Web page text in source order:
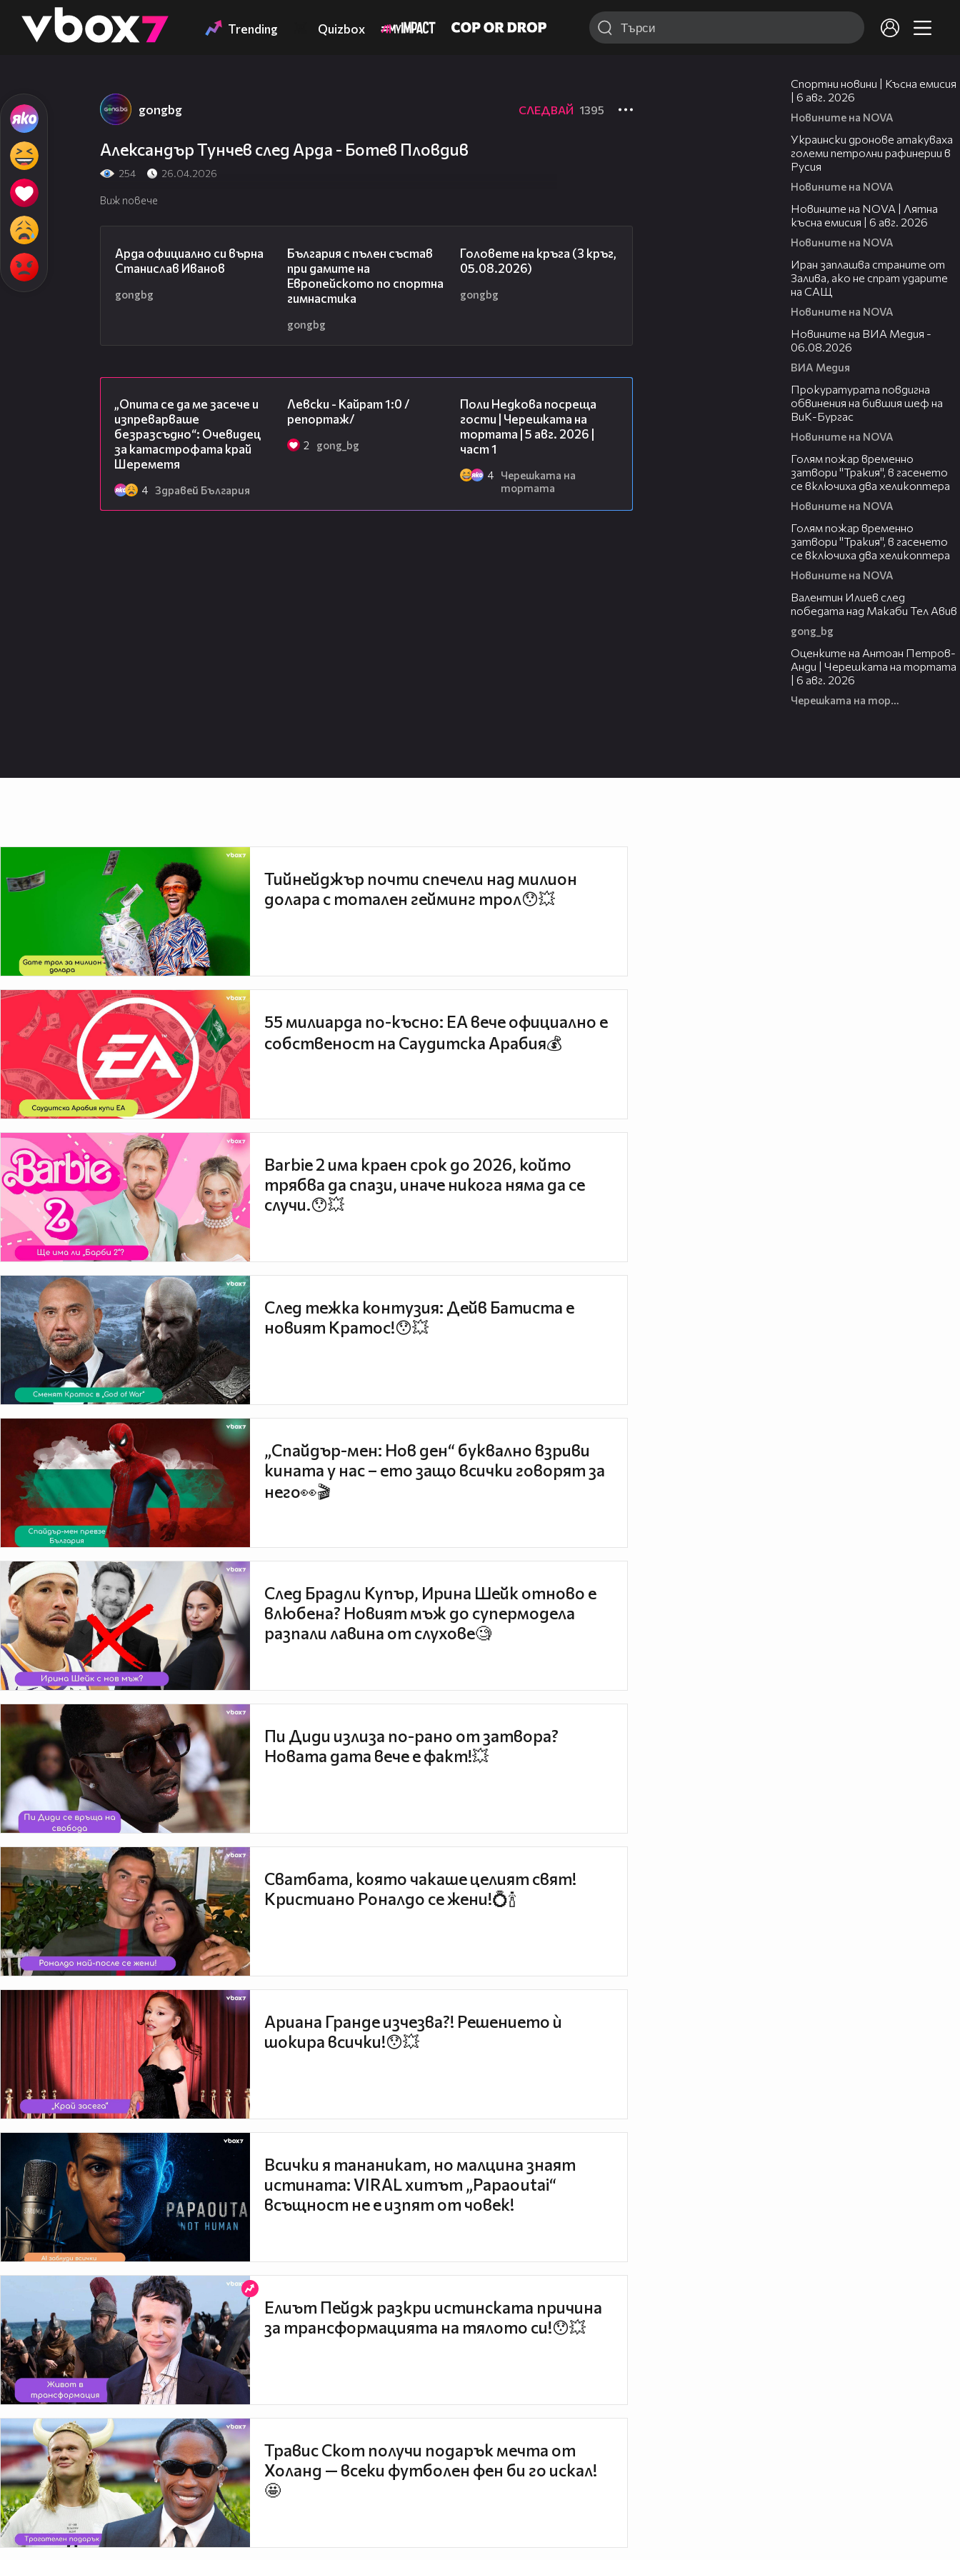
👾 Trending Quizbox
gongbg СЛЕДВАЙ 1395
Александър Тунчев след Арда - Ботев Пловдив
254 26.04.2026
Виж повече
Арда официално си върна
Станислав Иванов
gongbg
България с пълен състав
при дамите на
Европейското по спортна
гимнастика
gongbg
Головете на кръга (3 кръг,
05.08.2026)
gongbg
„Опита се да ме засече и
изпреварваше
безразсъдно“: Очевидец
за катастрофата край
Шереметя
4 Здравей България
Левски - Кайрат 1:0 /
репортаж/
2 gong_bg
Поли Недкова посреща
гости | Черешката на
тортата | 5 авг. 2026 |
част 1
4
Черешката на
тортата
Спортни новини | Късна емисия
| 6 авг. 2026
Новините на NOVA
Украински дронове атакуваха
големи петролни рафинерии в
Русия
Новините на NOVA
Новините на NOVA | Лятна
късна емисия | 6 авг. 2026
Новините на NOVA
Иран заплашва страните от
Залива, ако не спрат ударите
на САЩ
Новините на NOVA
Новините на ВИА Медия -
06.08.2026
ВИА Медия
Прокуратурата повдигна
обвинения на бившия шеф на
ВиК-Бургас
Новините на NOVA
Голям пожар временно
затвори "Тракия", в гасенето
се включиха два хеликоптера
Новините на NOVA
Голям пожар временно
затвори "Тракия", в гасенето
се включиха два хеликоптера
Новините на NOVA
Валентин Илиев след
победата над Макаби Тел Авив
gong_bg
Оценките на Антоан Петров-
Анди | Черешката на тортата
| 6 авг. 2026
Черешката на тортата
Тийнейджър почти спечели над милион
долара с тотален гейминг трол😯💥
55 милиарда по-късно: EA вече официално е
собственост на Саудитска Арабия💰
Barbie 2 има краен срок до 2026, който
трябва да спази, иначе никога няма да се
случи.😯💥
След тежка контузия: Дейв Батиста е
новият Кратос!😯💥
„Спайдър-мен: Нов ден“ буквално взриви
кината у нас – ето защо всички говорят за
него👀🎬
След Брадли Купър, Ирина Шейк отново е
влюбена? Новият мъж до супермодела
разпали лавина от слухове🧐
Пи Диди излиза по-рано от затвора?
Новата дата вече е факт!💥
Сватбата, която чакаше целият свят!
Кристиано Роналдо се жени!💍🍾
Ариана Гранде изчезва?! Решението ѝ
шокира всички!😯💥
Всички я тананикат, но малцина знаят
истината: VIRAL хитът „Papaoutai“
всъщност не е изпят от човек!
Елиът Пейдж разкри истинската причина
за трансформацията на тялото си!😯💥
Травис Скот получи подарък мечта от
Холанд — всеки футболен фен би го искал!
🤩